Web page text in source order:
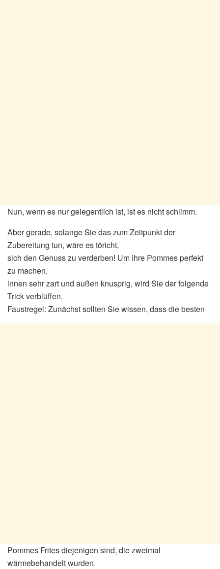
Nun, wenn es nur gelegentlich ist, ist es nicht schlimm.
Aber gerade, solange Sie das zum Zeitpunkt der
Zubereitung tun, wäre es töricht,
sich den Genuss zu verderben! Um Ihre Pommes perfekt
zu machen,
innen sehr zart und außen knusprig, wird Sie der folgende
Trick verblüffen.
Faustregel: Zunächst sollten Sie wissen, dass die besten
Pommes Frites diejenigen sind, die zweimal
wärmebehandelt wurden.